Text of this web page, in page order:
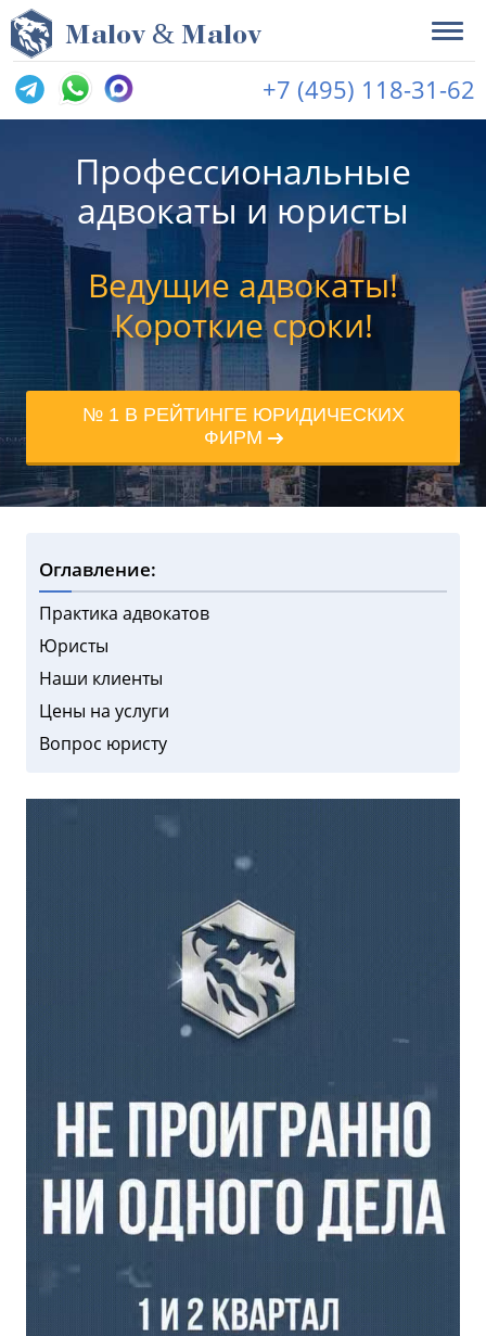
Malov & Malov
+7 (495) 118-31-62
Профессиональные
адвокаты и юристы
Ведущие адвокаты!
Короткие сроки!
№ 1 В РЕЙТИНГЕ ЮРИДИЧЕСКИХ
ФИРМ
Оглавление:
Практика адвокатов
Юристы
Наши клиенты
Цены на услуги
Вопрос юристу